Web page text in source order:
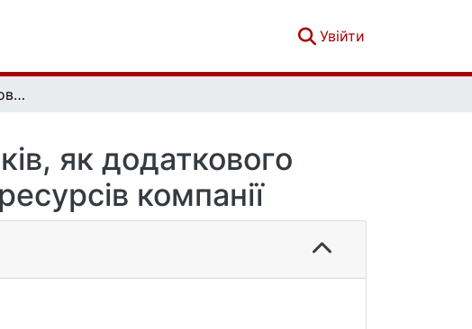
Увійти
Використання цифрових водяних знаків, як додаткового елементу в захисті інформаційних ресурсів компанії
як додаткового
компанії